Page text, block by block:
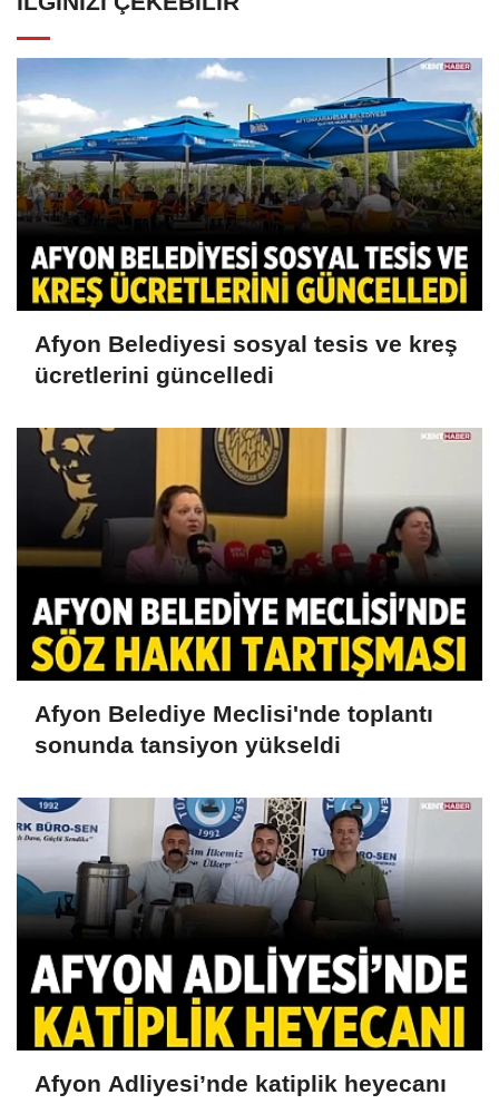
Afyon Belediyesi sosyal tesis ve kreş
ücretlerini güncelledi
Afyon Belediye Meclisi'nde toplantı
sonunda tansiyon yükseldi
Afyon Adliyesi’nde katiplik heyecanı